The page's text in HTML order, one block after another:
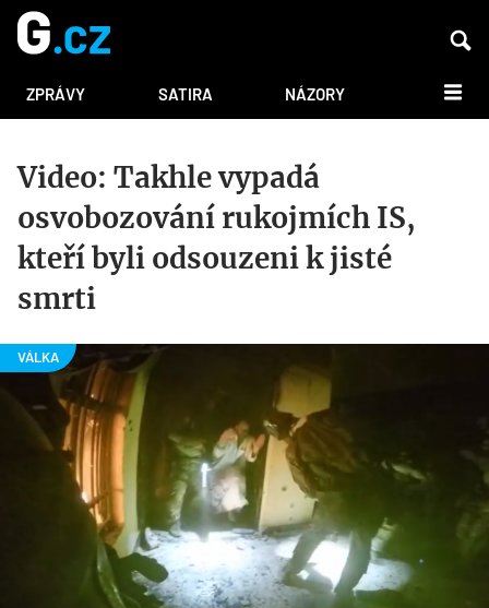
ZPRÁVY SATIRA NÁZORY DALŠÍ
Video: Takhle vypadá
osvobozování rukojmích IS,
kteří byli odsouzeni k jisté
smrti